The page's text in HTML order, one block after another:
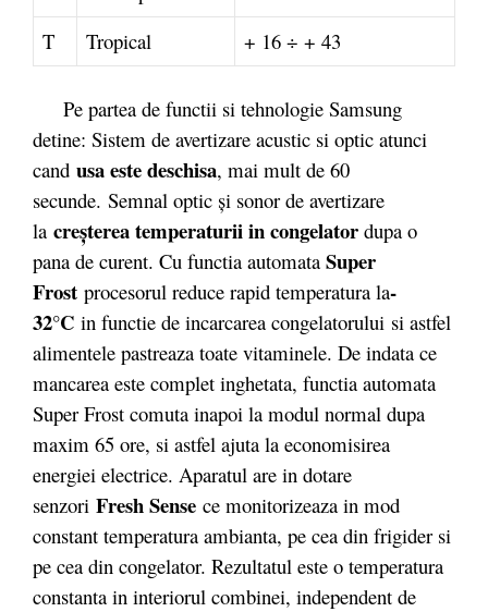
T
Tropical + 16 ÷ + 43
Pe partea de functii si tehnologie Samsung
detine: Sistem de avertizare acustic si optic atunci
cand usa este deschisa, mai mult de 60
secunde. Semnal optic şi sonor de avertizare
la creşterea temperaturii in congelator dupa o
pana de curent. Cu functia automata Super
Frost procesorul reduce rapid temperatura la-
32°C in functie de incarcarea congelatorului si astfel
alimentele pastreaza toate vitaminele. De indata ce
mancarea este complet inghetata, functia automata
Super Frost comuta inapoi la modul normal dupa
maxim 65 ore, si astfel ajuta la economisirea
energiei electrice. Aparatul are in dotare
senzori Fresh Sense ce monitorizeaza in mod
constant temperatura ambianta, pe cea din frigider si
pe cea din congelator. Rezultatul este o temperatura
constanta in interiorul combinei, independent de